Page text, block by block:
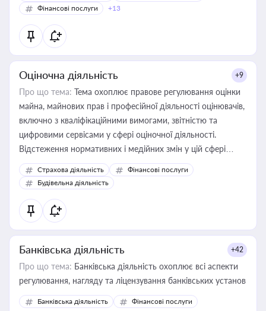
Фінансові послуги
+13
Оціночна діяльність +9
Про що тема: Тема охоплює правове регулювання оцінки
майна, майнових прав і професійної діяльності оцінювачів,
включно з кваліфікаційними вимогами, звітністю та
цифровими сервісами у сфері оціночної діяльності.
Відстеження нормативних і медійних змін у цій сфері
корисне для власника бізнесу, керівника, юриста або
бухгалтера під час оподаткування, приватизації, оренди
державного майна, корпоративних угод і перевірки
статусу суб'єктів оціночної діяльності
Страхова діяльність
Фінансові послуги
Будівельна діяльність
Банківська діяльність +42
Про що тема: Банківська діяльність охоплює всі аспекти
регулювання, нагляду та ліцензування банківських установ
Банківська діяльність Фінансові послуги